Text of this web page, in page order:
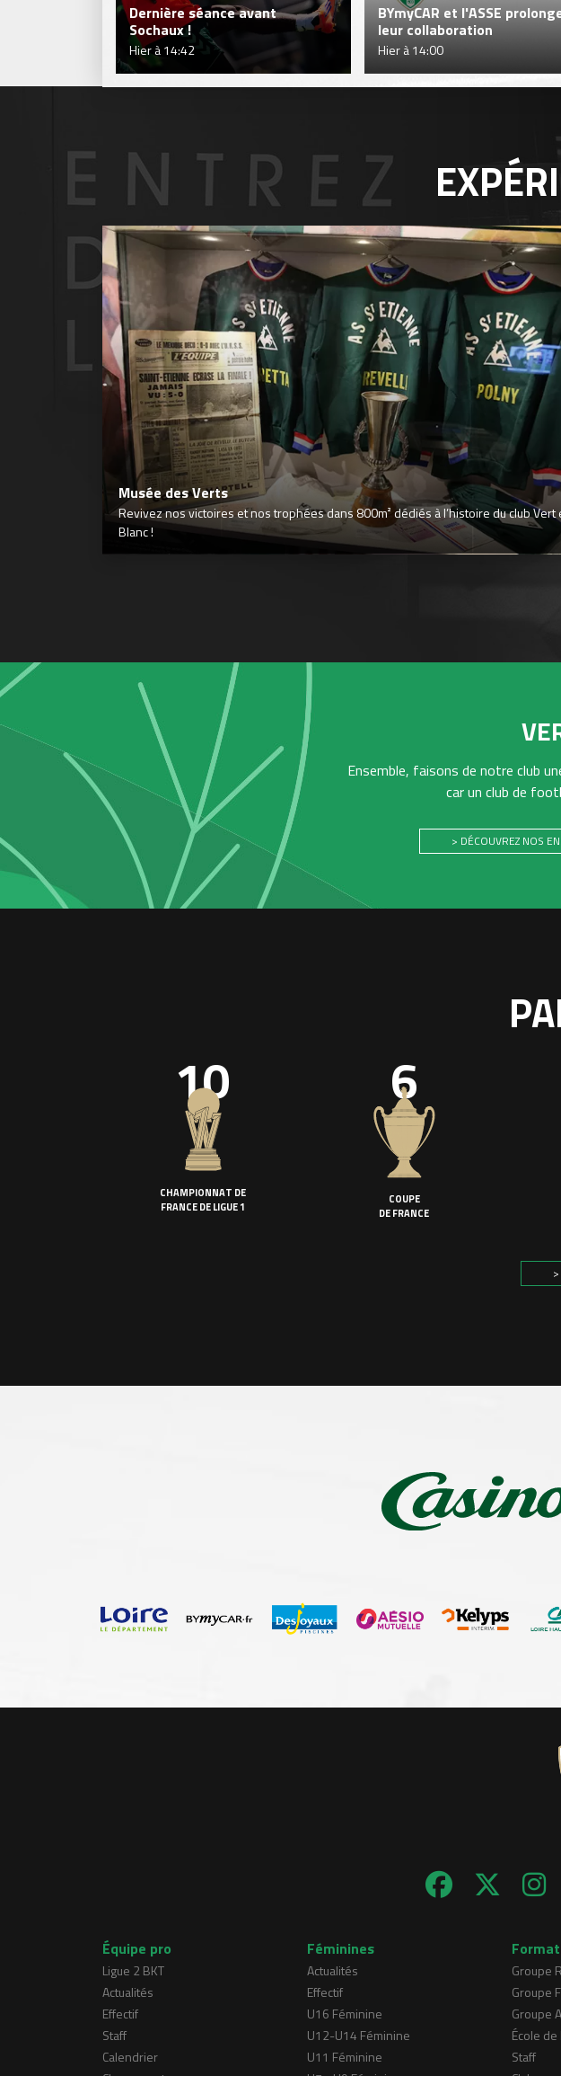
Dernière séance avant
Sochaux !
Hier à 14:42
BYmyCAR et l'ASSE
leur collaboration
Hier à 14:00
Musée des Verts
Revivez nos victoires et nos trophées dans 800m² dédiés à l’histoire du club Vert
Blanc !
Ensemble, faisons de notre club
car un club de
> DÉCOUVREZ NOS
10
CHAMPIONNAT DE
FRANCE DE LIGUE 1
6
COUPE
DE FRANCE
Équipe pro
Ligue 2 BKT
Actualités
Effectif
Staff
Calendrier
Féminines
Actualités
Effectif
U16 Féminine
U12-U14 Féminine
U11 Féminine
Groupe
Groupe
Groupe
École
Staff